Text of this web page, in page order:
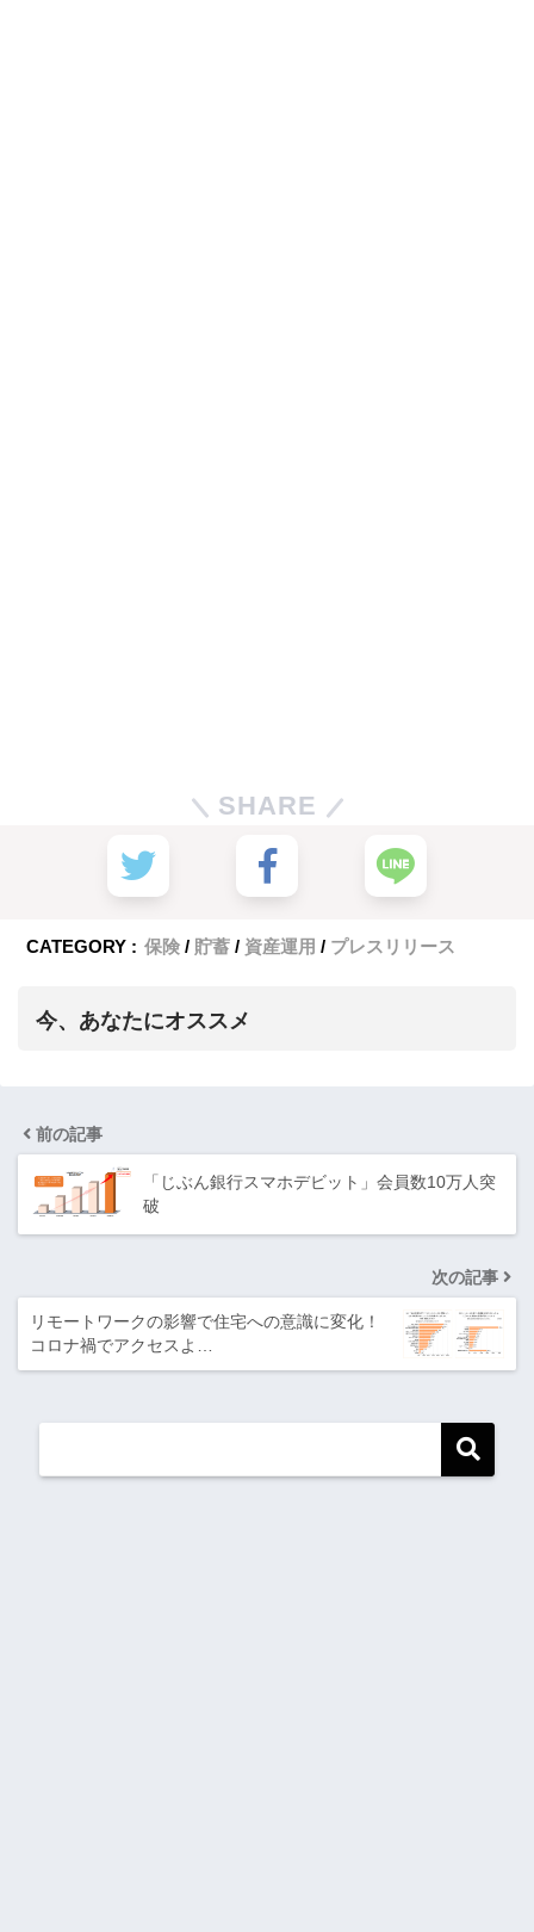
SHARE
CATEGORY : 保険 貯蓄 資産運用 プレスリリース
今、あなたにオススメ
前の記事
「じぶん銀行スマホデビット」会員数10万人突
破
次の記事
リモートワークの影響で住宅への意識に変化！
コロナ禍でアクセスよ…